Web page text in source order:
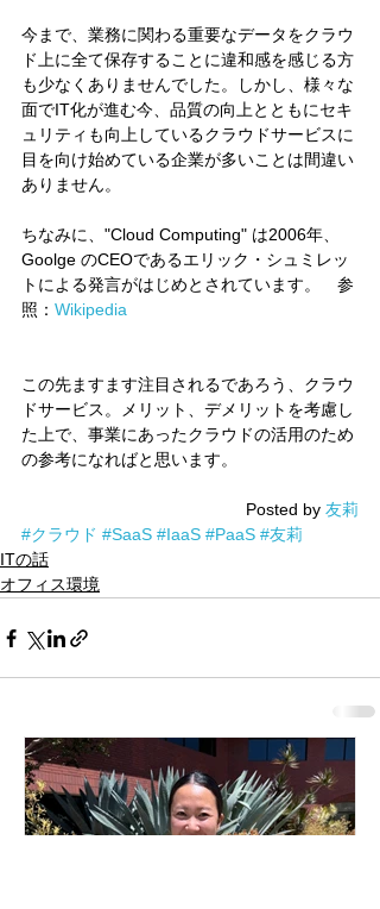
今まで、業務に関わる重要なデータをクラウ
ド上に全て保存することに違和感を感じる方
も少なくありませんでした。しかし、様々な
面でIT化が進む今、品質の向上とともにセキ
ュリティも向上しているクラウドサービスに
目を向け始めている企業が多いことは間違い
ありません。
ちなみに、"Cloud Computing" は2006年、
Goolge のCEOであるエリック・シュミレッ
トによる発言がはじめとされています。　参
照： Wikipedia
この先ますます注目されるであろう、クラウ
ドサービス。メリット、デメリットを考慮し
た上で、事業にあったクラウドの活用のため
の参考になればと思います。
Posted by 友莉
#クラウド #SaaS #IaaS #PaaS #友莉
ITの話
オフィス環境